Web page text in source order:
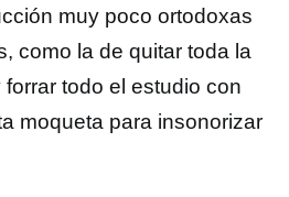
muy poco ortodoxas
como la de quitar toda la
todo el estudio con
moqueta para insonorizar